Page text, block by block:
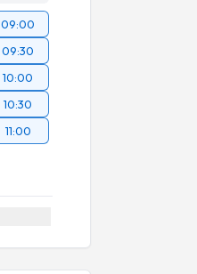
09:00
09:30
10:00
10:30
11:00